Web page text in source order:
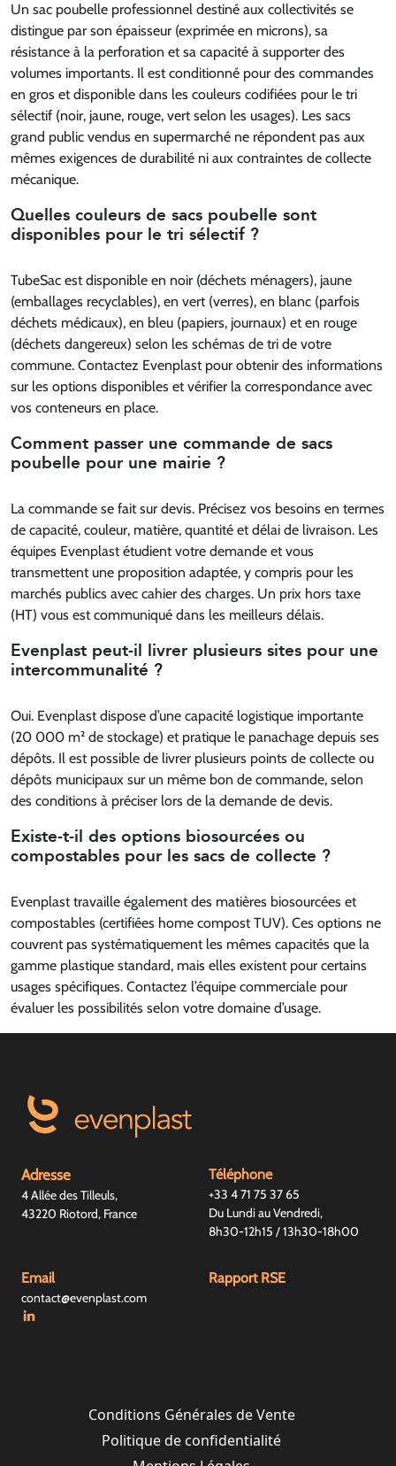
Un sac poubelle professionnel destiné aux collectivités se
distingue par son épaisseur (exprimée en microns), sa
résistance à la perforation et sa capacité à supporter des
volumes importants. Il est conditionné pour des commandes
en gros et disponible dans les couleurs codifiées pour le tri
sélectif (noir, jaune, rouge, vert selon les usages). Les sacs
grand public vendus en supermarché ne répondent pas aux
mêmes exigences de durabilité ni aux contraintes de collecte
mécanique.
Quelles couleurs de sacs poubelle sont
disponibles pour le tri sélectif ?
TubeSac est disponible en noir (déchets ménagers), jaune
(emballages recyclables), en vert (verres), en blanc (parfois
déchets médicaux), en bleu (papiers, journaux) et en rouge
(déchets dangereux) selon les schémas de tri de votre
commune. Contactez Evenplast pour obtenir des informations
sur les options disponibles et vérifier la correspondance avec
vos conteneurs en place.
Comment passer une commande de sacs
poubelle pour une mairie ?
La commande se fait sur devis. Précisez vos besoins en termes
de capacité, couleur, matière, quantité et délai de livraison. Les
équipes Evenplast étudient votre demande et vous
transmettent une proposition adaptée, y compris pour les
marchés publics avec cahier des charges. Un prix hors taxe
(HT) vous est communiqué dans les meilleurs délais.
Evenplast peut-il livrer plusieurs sites pour une
intercommunalité ?
Oui. Evenplast dispose d’une capacité logistique importante
(20 000 m² de stockage) et pratique le panachage depuis ses
dépôts. Il est possible de livrer plusieurs points de collecte ou
dépôts municipaux sur un même bon de commande, selon
des conditions à préciser lors de la demande de devis.
Existe-t-il des options biosourcées ou
compostables pour les sacs de collecte ?
Evenplast travaille également des matières biosourcées et
compostables (certifiées home compost TUV). Ces options ne
couvrent pas systématiquement les mêmes capacités que la
gamme plastique standard, mais elles existent pour certains
usages spécifiques. Contactez l’équipe commerciale pour
évaluer les possibilités selon votre domaine d’usage.
Adresse
4 Allée des Tilleuls,
43220 Riotord, France
Téléphone
+33 4 71 75 37 65
Du Lundi au Vendredi,
8h30-12h15 / 13h30-18h00
Email
contact@evenplast.com
Rapport RSE
Conditions Générales de Vente
Politique de confidentialité